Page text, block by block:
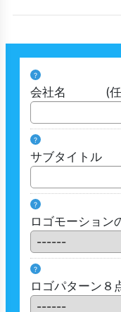
?
会社名 (
?
サブタ
?
ロゴモーシ
?
ロゴパターン